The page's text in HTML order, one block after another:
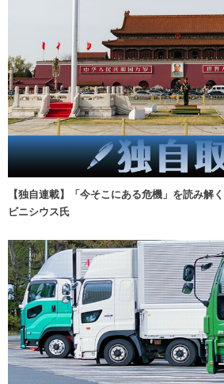
【独自連載】「今そこにある危機」を読み解
ビニシウス氏